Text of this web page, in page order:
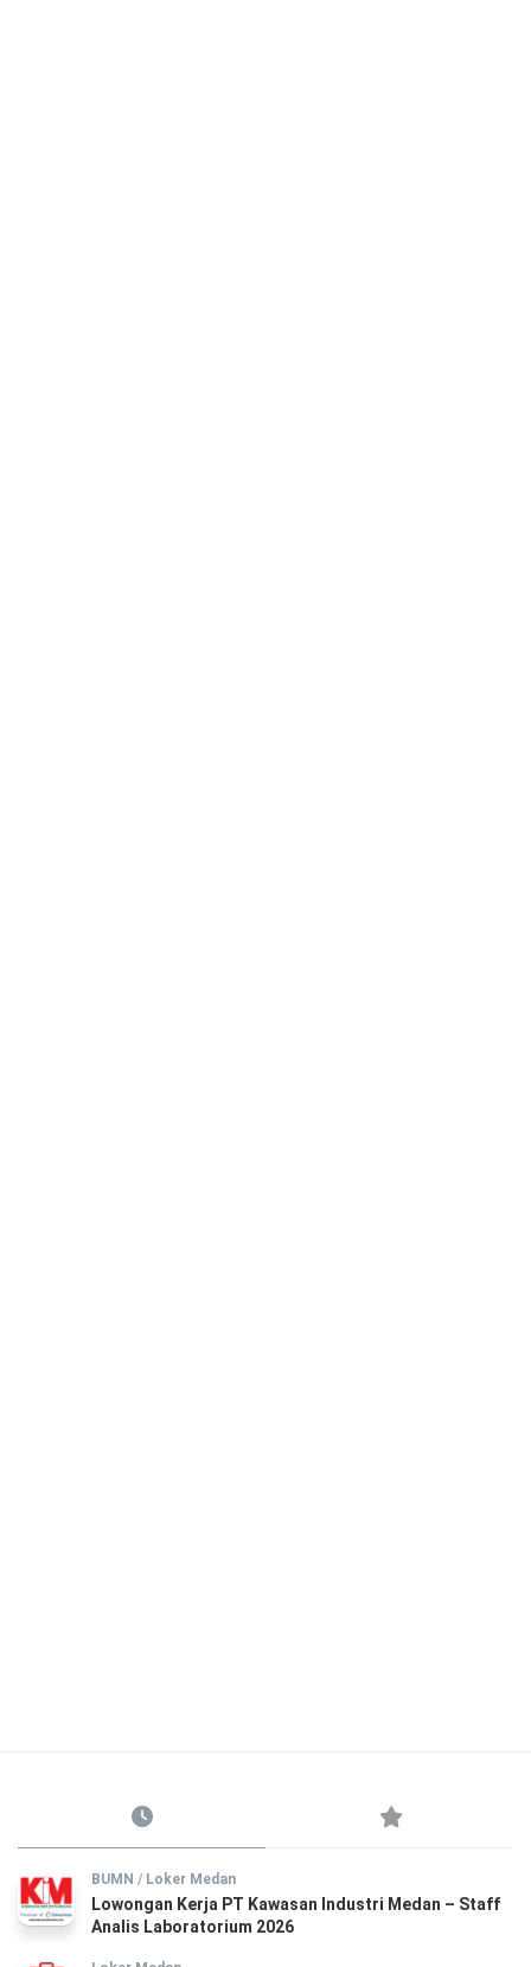
BUMN / Loker Medan
Lowongan Kerja PT Kawasan Industri Medan – Staff
Analis Laboratorium 2026